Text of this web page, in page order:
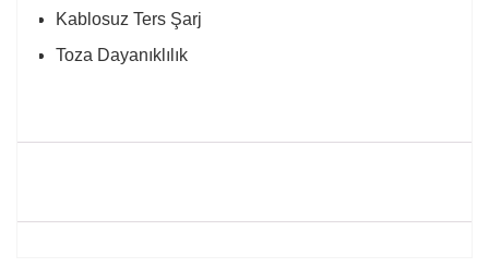
Kablosuz Ters Şarj
Toza Dayanıklılık